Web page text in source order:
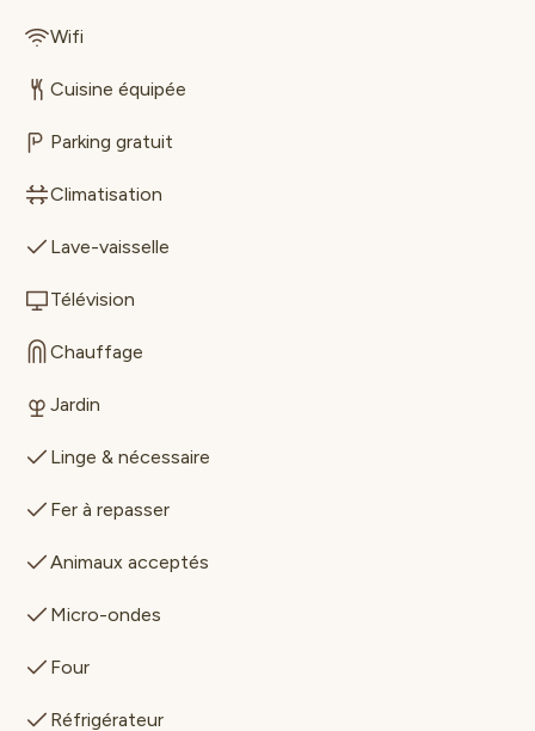
Wifi
Cuisine équipée
Parking gratuit
Climatisation
Lave-vaisselle
Télévision
Chauffage
Jardin
Linge & nécessaire
Fer à repasser
Animaux acceptés
Micro-ondes
Four
Réfrigérateur